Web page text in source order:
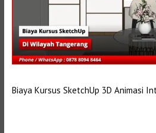
Biaya Kursus SketchUp 3D Animasi